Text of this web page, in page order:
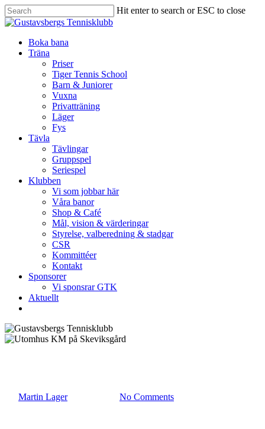
Hit enter to search or ESC to close
Boka bana
Träna
Priser
Tiger Tennis School
Barn & Juniorer
Vuxna
Privatträning
Läger
Fys
Tävla
Tävlingar
Gruppspel
Seriespel
Klubben
Vi som jobbar här
Våra banor
Shop & Café
Mål, vision & värderingar
Styrelse, valberedning & stadgar
CSR
Kommittéer
Kontakt
Sponsorer
Vi sponsrar GTK
Aktuellt
Martin Lagerapril 30, 2026 No Comments